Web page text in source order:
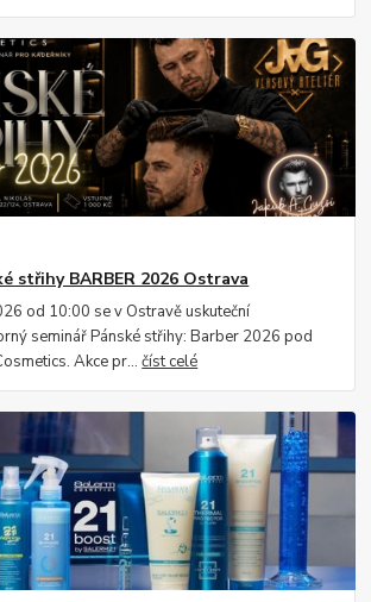
střihy BARBER 2026 Ostrava
od 10:00 se v Ostravě uskuteční
seminář Pánské střihy: Barber 2026 pod
Akce pr...číst celé